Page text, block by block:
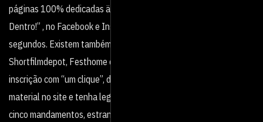
páginas 100% dedicadas ä divulgação de festivais, como a “To
Dentro!” , no Facebook e Instagram. Basta uma busca de poucos
segundos. Existem também sites, pagos e gratuitos, como
Shortfilmdepot, Festhome e Filmfreeway, que permitem a
inscrição com “um clique”, desde que, óbvio, você cadastre seu
material no site e tenha legendas em outros idiomas. Siga bem os
cinco mandamentos, estrangeiros ficam bastante irritados com